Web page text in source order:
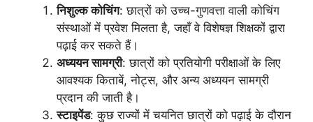
निशुल्क कोचिंग: छात्रों को उच्च-गुणवत्ता वाली कोचिंग
संस्थाओं में प्रवेश मिलता है, जहाँ वे विशेषज्ञ शिक्षकों द्वारा
पढ़ाई कर सकते हैं।
अध्ययन सामग्री: छात्रों को प्रतियोगी परीक्षाओं के लिए
आवश्यक किताबें, नोट्स, और अन्य अध्ययन सामग्री
प्रदान की जाती है।
स्टाइपेंड: कुछ राज्यों में चयनित छात्रों को पढ़ाई के दौरान